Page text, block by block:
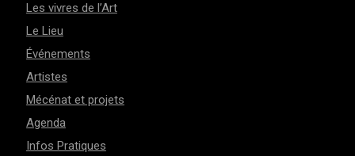
Les vivres de l’Art
Le Lieu
Événements
Artistes
Mécénat et projets
Agenda
Infos Pratiques